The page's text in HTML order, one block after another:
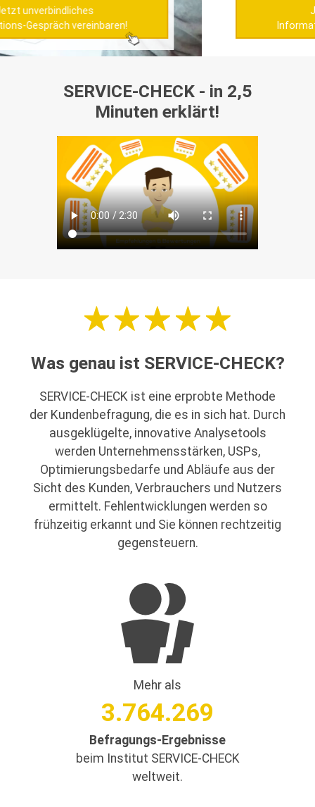
Jetzt unverbindliches
Informations-Gespräch vereinbaren!
SERVICE-CHECK - in 2,5
Minuten erklärt!
Was genau ist SERVICE-CHECK?
SERVICE-CHECK ist eine erprobte Methode
der Kundenbefragung, die es in sich hat. Durch
ausgeklügelte, innovative Analysetools
werden Unternehmensstärken, USPs,
Optimierungsbedarfe und Abläufe aus der
Sicht des Kunden, Verbrauchers und Nutzers
ermittelt. Fehlentwicklungen werden so
frühzeitig erkannt und Sie können rechtzeitig
gegensteuern.
Mehr als
3.764.269
Befragungs-Ergebnisse
beim Institut SERVICE-CHECK
weltweit.